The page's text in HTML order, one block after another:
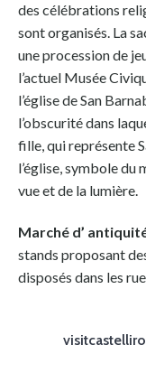
des célébrations
sont organisés. La
une procession de
l’actuel Musée
l’église de San
l’obscurité dans
fille, qui représente
l’église, symbole du
vue et de la lumière.
Marché d’
stands proposant
disposés dans les